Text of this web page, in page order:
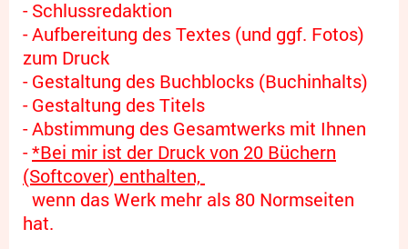
- Schlussredaktion
- Aufbereitung des Textes (und ggf. Fotos)
zum Druck
- Gestaltung des Buchblocks (Buchinhalts)
- Gestaltung des Titels
- Abstimmung des Gesamtwerks mit Ihnen
-*Bei mir ist der Druck von 20 Büchern
(Softcover) enthalten,
wenn das Werk mehr als 80 Normseiten
hat.